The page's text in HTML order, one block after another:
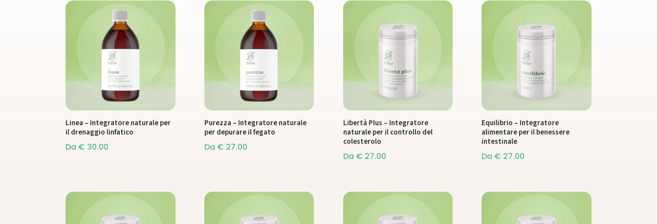
Linea – Integratore naturale per
il drenaggio linfatico
Da € 30.00
Purezza – Integratore naturale
per depurare il fegato
Da € 27.00
Libertà Plus – Integratore
naturale per il controllo del
colesterolo
Da € 27.00
Equilibrio – Integratore
alimentare per il benessere
intestinale
Da € 27.00